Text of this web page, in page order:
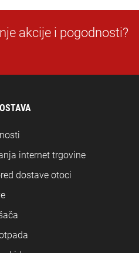
akcije i pogodnosti?
internet trgovine
dostave otoci